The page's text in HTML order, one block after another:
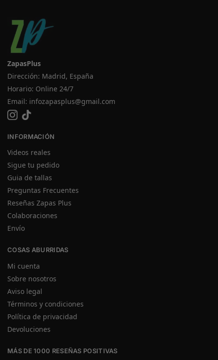
ZapasPlus
Dirección: Madrid, España
Horario: Online 24/7
Email: infozapasplus@gmail.com
INFORMACIÓN
Videos reales
Sigue tu pedido
Guia de tallas
Preguntas Frecuentes
Reseñas Zapas Plus
Colaboraciones
Envío
COSAS ABURRIDAS
Mi cuenta
Sobre nosotros
Aviso legal
Términos y condiciones
Política de privacidad
Devoluciones
MÁS DE 1000 RESEÑAS POSITIVAS